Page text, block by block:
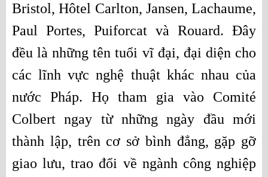
Bristol, Hôtel Carlton, Jansen, Lachaume,
Paul Portes, Puiforcat và Rouard. Đây
đều là những tên tuổi vĩ đại, đại diện cho
các lĩnh vực nghệ thuật khác nhau của
nước Pháp. Họ tham gia vào Comité
Colbert ngay từ những ngày đầu mới
thành lập, trên cơ sở bình đẳng, gặp gỡ
giao lưu, trao đổi về ngành công nghiệp